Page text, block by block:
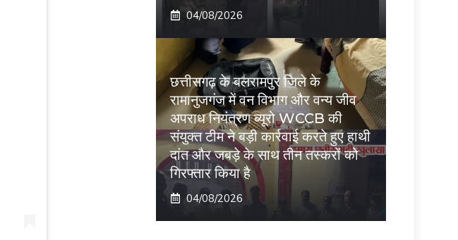
04/08/2026
छत्तीसगढ़ के बलरामपुर जिले के
रामानुजगंज में वन विभाग और वन्य जीव
अपराध नियंत्रण ब्यूरो WCCB की
संयुक्त टीम ने बड़ी कार्रवाई करते हुए हाथी
दांत और जबड़े के साथ तीन तस्करों को
गिरफ्तार किया है
04/08/2026